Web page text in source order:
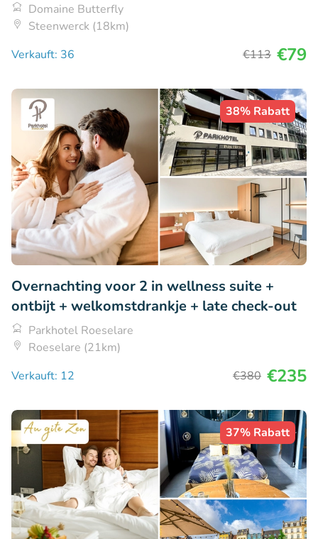
Domaine Butterfly
Steenwerck (18km)
Verkauft: 36
€113 €79
38% Rabatt
Overnachting voor 2 in wellness suite +
ontbijt + welkomstdrankje + late check-out
Parkhotel Roeselare
Roeselare (21km)
Verkauft: 12
€380 €235
37% Rabatt